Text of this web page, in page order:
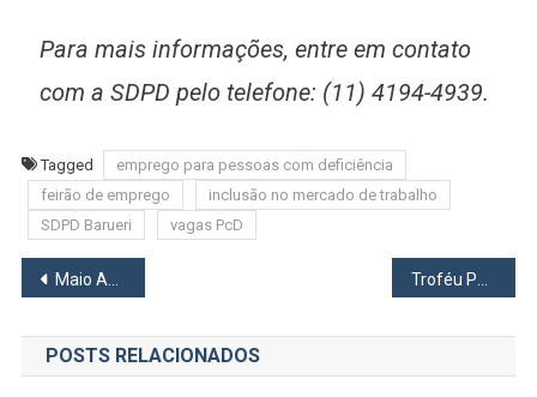
Para mais informações, entre em contato
com a SDPD pelo telefone: (11) 4194-4939.
Tagged
emprego para pessoas com deficiência
feirão de emprego
inclusão no mercado de trabalho
SDPD Barueri
vagas PcD
Navegação
de
Post
Maio Amarelo 2025 em Barueri: Programação Especial Promove Conscientização no Trânsito Troféu Para Minha Televisão
POSTS RELACIONADOS